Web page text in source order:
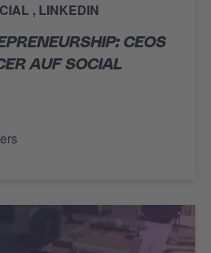
LINKEDIN
CEOS
AUF SOCIAL